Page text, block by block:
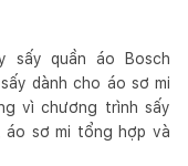
sấy quần áo Bosch
dành cho áo sơ mi
vì chương trình sấy
sơ mi tổng hợp và